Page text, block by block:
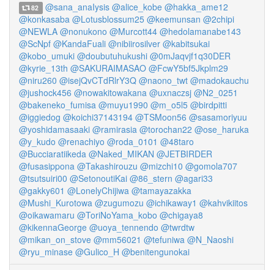
82 @sana_anaIysis @alice_kobe @hakka_ame12
@konkasaba @Lotusblossum25 @keemunsan @2chipi
@NEWLA @nonukono @Murcott44 @hedolamanabe143
@ScNpf @KandaFuali @nibiirosilver @kabitsukai
@kobo_umuki @doubutuhukushi @0mJaqvjf1q30DER
@kyrie_13th @SAKURAIMASAO @FcwY5bf5Jkplm29
@niru260 @isejQvCTdRlrY3Q @naono_twt @madokauchu
@jushock456 @nowakitowakana @uxnaczsj @N2_0251
@bakeneko_fumisa @muyu1990 @m_o5l5 @birdpitti
@iggiedog @koichi37143194 @TSMoon56 @sasamoriyuu
@yoshidamasaaki @ramirasia @torochan22 @ose_haruka
@y_kudo @renachiyo @roda_0101 @48taro
@Bucciaratiikeda @Naked_MIKAN @JETBIRDER
@fusasippona @Takashirouzu @mizchi10 @gomola707
@tsutsuiri00 @SetonoutiKai @86_stern @agari33
@gakky601 @LonelyChijiwa @tamayazakka
@Mushi_Kurotowa @zugumozu @ichikaway1 @kahvikiitos
@oikawamaru @ToriNoYama_kobo @chigaya8
@kikennaGeorge @uoya_tennendo @twrdtw
@mikan_on_stove @mm56021 @tefuniwa @N_Naoshi
@ryu_minase @Gulico_H @benitengunokai